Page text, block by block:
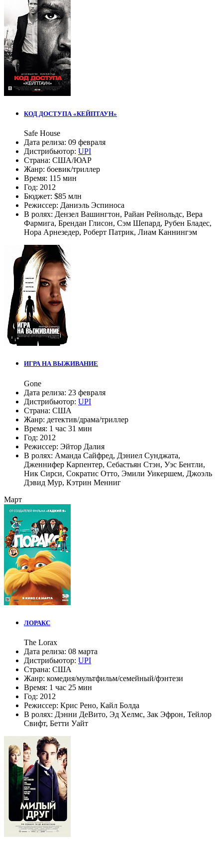
КОД ДОСТУПА «КЕЙПТАУН»
Safe House
Дата релиза: 09 февраля
Дистрибьютор: UPI
Страна: США/ЮАР
Жанр: боевик/триллер
Время: 115 мин
Год: 2012
Бюджет: $85 млн
Режиссер: Даниэль Эспиноса
В ролях: Дензел Вашингтон, Райан Рейнольдс, Вера
Фармига, Брендан Глисон, Сэм Шепард, Рубен Бладес,
Нора Арнезедер, Роберт Патрик, Лиам Каннингэм
ИГРА НА ВЫЖИВАНИЕ
Gone
Дата релиза: 23 февраля
Дистрибьютор: UPI
Страна: США
Жанр: детектив/драма/триллер
Время: 1 час 31 мин
Год: 2012
Режиссер: Эйтор Далия
В ролях: Аманда Сайфред, Дэниел Сунджата,
Дженнифер Карпентер, Себастьян Стэн, Уэс Бентли,
Ник Сирси, Сократис Отто, Эмили Уикершем, Джоэль
Дэвид Мур, Кэтрин Менниг
Март
ЛОРАКС
The Lorax
Дата релиза: 08 марта
Дистрибьютор: UPI
Страна: США
Жанр: комедия/мультфильм/семейный/фэнтези
Время: 1 час 25 мин
Год: 2012
Режиссер: Крис Рено, Кайл Болда
В ролях: Дэнни ДеВито, Эд Хелмс, Зак Эфрон, Тейлор
Свифт, Бетти Уайт